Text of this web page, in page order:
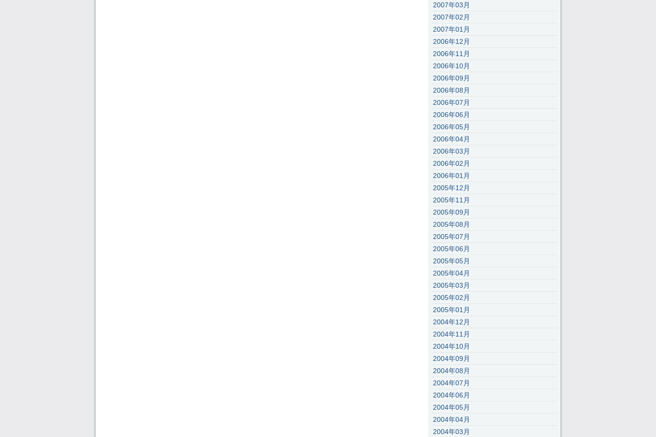
2007年03月
2007年02月
2007年01月
2006年12月
2006年11月
2006年10月
2006年09月
2006年08月
2006年07月
2006年06月
2006年05月
2006年04月
2006年03月
2006年02月
2006年01月
2005年12月
2005年11月
2005年09月
2005年08月
2005年07月
2005年06月
2005年05月
2005年04月
2005年03月
2005年02月
2005年01月
2004年12月
2004年11月
2004年10月
2004年09月
2004年08月
2004年07月
2004年06月
2004年05月
2004年04月
2004年03月